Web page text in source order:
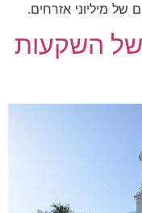
מיליוני אזרחים.
של השקעות